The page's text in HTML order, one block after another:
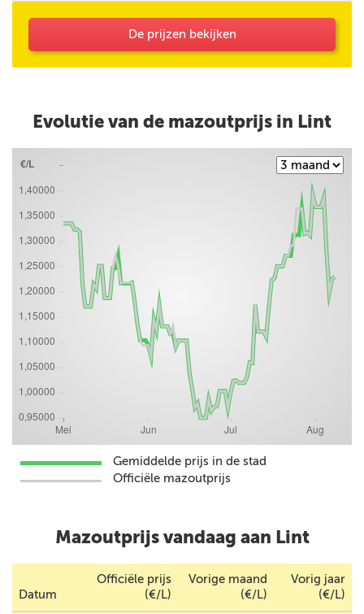
De prijzen bekijken
Evolutie van de mazoutprijs in Lint
Gemiddelde prijs in de stad
Officiële mazoutprijs
Mazoutprijs vandaag aan Lint
Datum
Officiële prijs
(€/L)
Vorige maand
(€/L)
Vorig jaar
(€/L)